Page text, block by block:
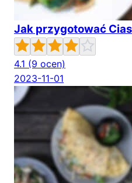
Jak przygotować
4.1 (9 ocen)
2023-11-01